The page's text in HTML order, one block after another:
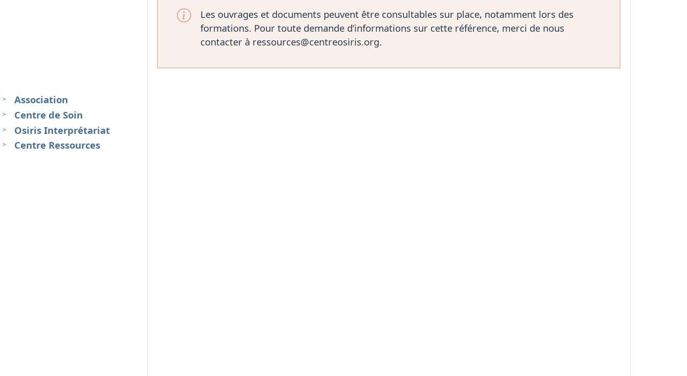
Association
Centre de Soin
Osiris Interprétariat
Centre Ressources
Les ouvrages et documents peuvent être consultables sur place, notamment lors des
formations. Pour toute demande d’informations sur cette référence, merci de nous
contacter à ressources@centreosiris.org.